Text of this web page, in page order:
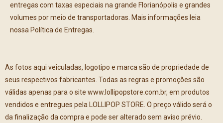
entregas com taxas especiais na grande Florianópolis e grandes
volumes por meio de transportadoras. Mais informações leia
nossa Política de Entregas.
As fotos aqui veiculadas, logotipo e marca são de propriedade de
seus respectivos fabricantes. Todas as regras e promoções são
válidas apenas para o site www.lollipopstore.com.br, em produtos
vendidos e entregues pela LOLLIPOP STORE. O preço válido será o
da finalização da compra e pode ser alterado sem aviso prévio.